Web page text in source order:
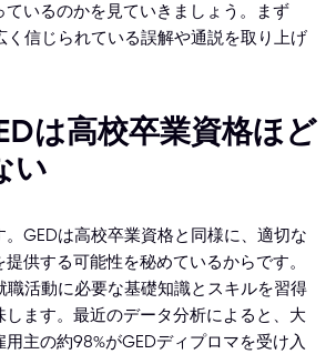
ているのかを見ていきましょう。まず
く信じられている誤解や通説を取り上げ
は高校卒業資格ほど
い
。GEDは高校卒業資格と同様に、適切な
供する可能性を秘めているからです。
職活動に必要な基礎知識とスキルを習得
します。最近のデータ分析によると、大
主の約98%がGEDディプロマを受け入